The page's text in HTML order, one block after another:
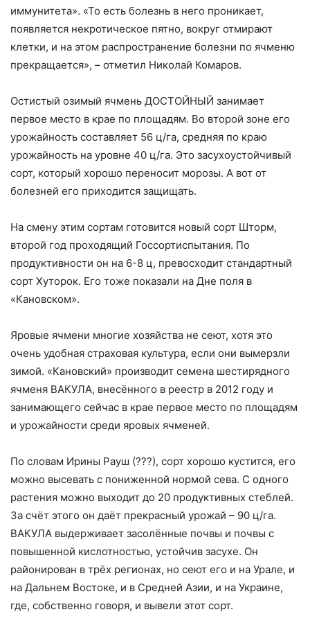
иммунитета». «То есть болезнь в него проникает,
появляется некротическое пятно, вокруг отмирают
клетки, и на этом распространение болезни по ячменю
прекращается», – отметил Николай Комаров.
Остистый озимый ячмень ДОСТОЙНЫЙ занимает
первое место в крае по площадям. Во второй зоне его
урожайность составляет 56 ц/га, средняя по краю
урожайность на уровне 40 ц/га. Это засухоустойчивый
сорт, который хорошо переносит морозы. А вот от
болезней его приходится защищать.
На смену этим сортам готовится новый сорт Шторм,
второй год проходящий Госсортиспытания. По
продуктивности он на 6-8 ц, превосходит стандартный
сорт Хуторок. Его тоже показали на Дне поля в
«Кановском».
Яровые ячмени многие хозяйства не сеют, хотя это
очень удобная страховая культура, если они вымерзли
зимой. «Кановский» производит семена шестирядного
ячменя ВАКУЛА, внесённого в реестр в 2012 году и
занимающего сейчас в крае первое место по площадям
и урожайности среди яровых ячменей.
По словам Ирины Рауш (???), сорт хорошо кустится, его
можно высевать с пониженной нормой сева. С одного
растения можно выходит до 20 продуктивных стеблей.
За счёт этого он даёт прекрасный урожай – 90 ц/га.
ВАКУЛА выдерживает засолённые почвы и почвы с
повышенной кислотностью, устойчив засухе. Он
районирован в трёх регионах, но сеют его и на Урале, и
на Дальнем Востоке, и в Средней Азии, и на Украине,
где, собственно говоря, и вывели этот сорт.